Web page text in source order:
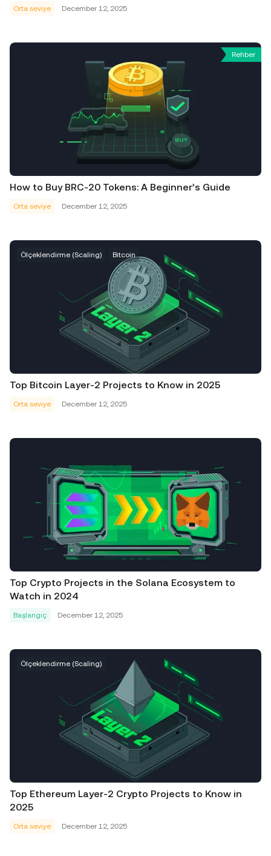
Orta seviye December 12, 2025
Rehber
How to Buy BRC-20 Tokens: A Beginner’s Guide
Orta seviye December 12, 2025
Ölçeklendirme (Scaling) Bitcoin
Top Bitcoin Layer-2 Projects to Know in 2025
Orta seviye December 12, 2025
Top Crypto Projects in the Solana Ecosystem to
Watch in 2024
Başlangıç December 12, 2025
Ölçeklendirme (Scaling)
Top Ethereum Layer-2 Crypto Projects to Know in
2025
Orta seviye December 12, 2025